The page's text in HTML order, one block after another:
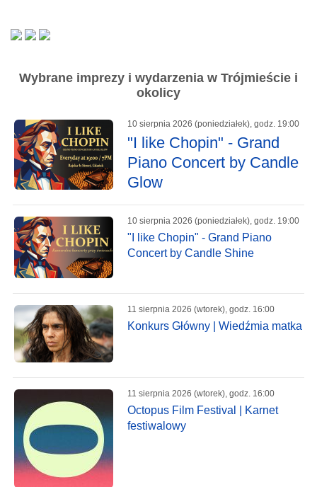
Wybrane imprezy i wydarzenia w Trójmieście i
okolicy
10 sierpnia 2026 (poniedziałek), godz. 19:00
"I like Chopin" - Grand
Piano Concert by Candle
Glow
10 sierpnia 2026 (poniedziałek), godz. 19:00
"I like Chopin" - Grand Piano
Concert by Candle Shine
11 sierpnia 2026 (wtorek), godz. 16:00
Konkurs Główny | Wiedźmia matka
11 sierpnia 2026 (wtorek), godz. 16:00
Octopus Film Festival | Karnet
festiwalowy